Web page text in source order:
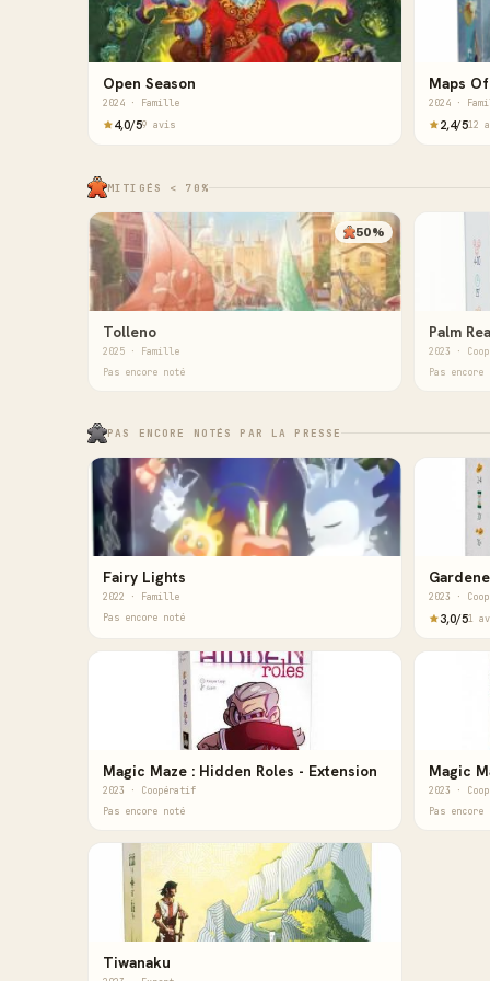
Open Season
2024 · Famille
4,0/59 avis
Maps
2024 ·
2,4/512
MITIGÉS < 70%
50%
Tolleno
2025 · Famille
Pas encore noté
Palm
2023 ·
Pas encore
PAS ENCORE NOTÉS PAR LA PRESSE
Fairy Lights
2022 · Famille
Pas encore noté
2023 ·
3,0/51
Magic Maze : Hidden Roles - Extension
2023 · Coopératif
Pas encore noté
2023 ·
Pas encore
Tiwanaku